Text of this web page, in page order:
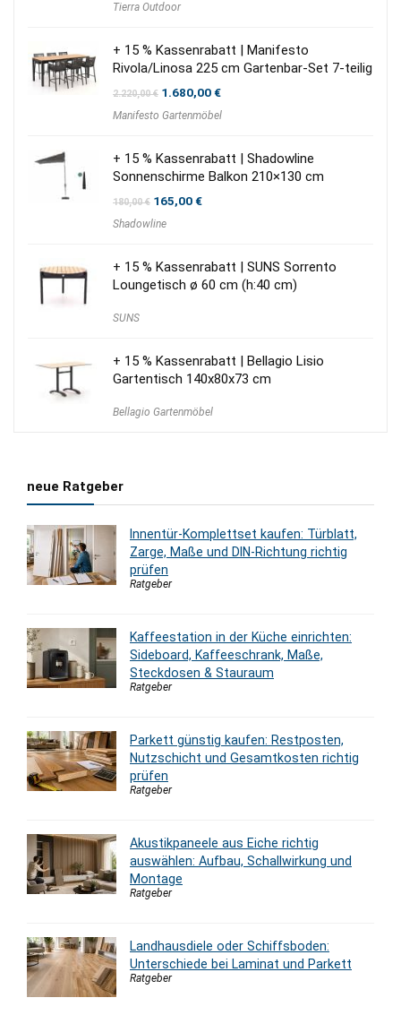
Tierra Outdoor
+ 15 % Kassenrabatt | Manifesto
Rivola/Linosa 225 cm Gartenbar-Set 7-teilig
2.220,00€ Ursprünglicher
war:
1.680,00€Aktueller
ist:
Manifesto Gartenmöbel
+ 15 % Kassenrabatt | Shadowline
Sonnenschirme Balkon 210×130 cm
180,00€ Ursprünglicher
war:
165,00€Aktueller
Shadowline
+ 15 % Kassenrabatt | SUNS Sorrento
Loungetisch ø 60 cm (h:40 cm)
SUNS
+ 15 % Kassenrabatt | Bellagio Lisio
Gartentisch 140x80x73 cm
Bellagio Gartenmöbel
neue Ratgeber
Innentür-Komplettset kaufen: Türblatt,
Zarge, Maße und DIN-Richtung richtig
prüfen
Ratgeber
Kaffeestation in der Küche einrichten:
Sideboard, Kaffeeschrank, Maße,
Steckdosen & Stauraum
Ratgeber
Parkett günstig kaufen: Restposten,
Nutzschicht und Gesamtkosten richtig
prüfen
Ratgeber
Akustikpaneele aus Eiche richtig
auswählen: Aufbau, Schallwirkung und
Montage
Ratgeber
Landhausdiele oder Schiffsboden:
Unterschiede bei Laminat und Parkett
Ratgeber